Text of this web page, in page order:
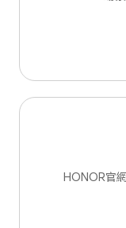
HONOR官